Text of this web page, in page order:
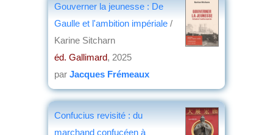
Gouverner la jeunesse : De
Gaulle et l'ambition impériale /
Karine Sitcharn
éd. Gallimard, 2025
par Jacques Frémeaux
Confucius revisité : du
marchand confucéen à